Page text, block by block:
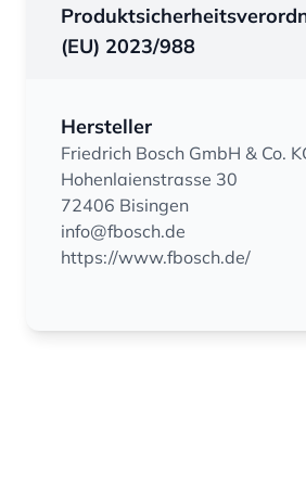
(EU) 2023/988
Hersteller
Friedrich Bosch GmbH & Co.
Hohenlaienstrasse 30
72406 Bisingen
info@fbosch.de
https://www.fbosch.de/